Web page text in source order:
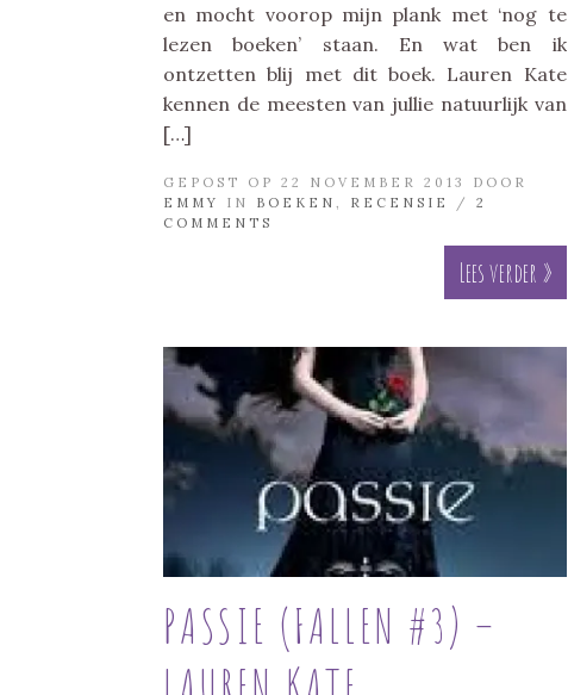
en mocht voorop mijn plank met ‘nog te
lezen boeken’ staan. En wat ben ik
ontzetten blij met dit boek. Lauren Kate
kennen de meesten van jullie natuurlijk van
[…]
GEPOST OP 22 NOVEMBER 2013 DOOR
EMMY
IN BOEKEN RECENSIE / 2
COMMENTS
Lees verder »
PASSIE (FALLEN #3) –